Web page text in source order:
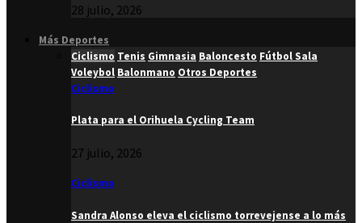
28 julio, 2026
Más Deportes
Ciclismo Tenis Gimnasia Baloncesto Fútbol Sala
Voleybol Balonmano Otros Deportes
Ciclismo
Plata para el Orihuela Cycling Team
27 julio, 2026
Ciclismo
Sandra Alonso eleva el ciclismo torrevejense a lo más